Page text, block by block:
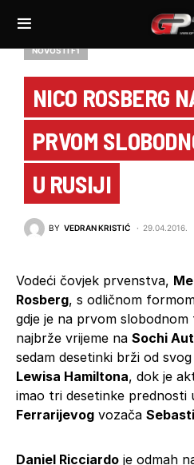
NOVOSTI F1
NICO ROSBERG
PRVOM
U RUSIJI
BY VEDRAN KRISTIĆ 29.04.2016.
Vodeći čovjek prvenstva,
Rosberg, s odličnom
gdje je na prvom
najbrže vrijeme na Sochi
sedam desetinki brži od
Lewisa Hamiltona, dok je
imao tri desetinke prednosti
Ferrarijevog vozača
Daniel Ricciardo je odmah